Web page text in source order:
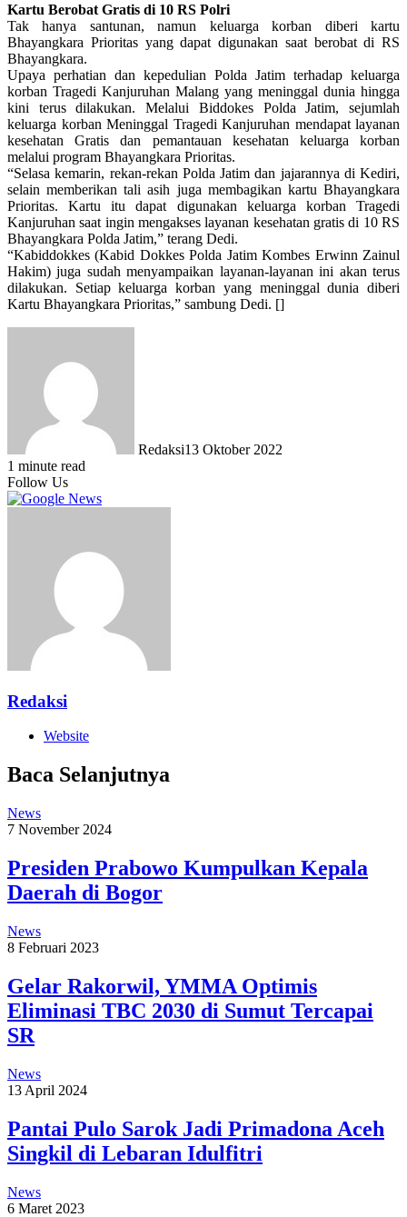
Kartu Berobat Gratis di 10 RS Polri
Tak hanya santunan, namun keluarga korban diberi kartu
Bhayangkara Prioritas yang dapat digunakan saat berobat di RS
Bhayangkara.
Upaya perhatian dan kepedulian Polda Jatim terhadap keluarga
korban Tragedi Kanjuruhan Malang yang meninggal dunia hingga
kini terus dilakukan. Melalui Biddokes Polda Jatim, sejumlah
keluarga korban Meninggal Tragedi Kanjuruhan mendapat layanan
kesehatan Gratis dan pemantauan kesehatan keluarga korban
melalui program Bhayangkara Prioritas.
“Selasa kemarin, rekan-rekan Polda Jatim dan jajarannya di Kediri,
selain memberikan tali asih juga membagikan kartu Bhayangkara
Prioritas. Kartu itu dapat digunakan keluarga korban Tragedi
Kanjuruhan saat ingin mengakses layanan kesehatan gratis di 10 RS
Bhayangkara Polda Jatim,” terang Dedi.
“Kabiddokkes (Kabid Dokkes Polda Jatim Kombes Erwinn Zainul
Hakim) juga sudah menyampaikan layanan-layanan ini akan terus
dilakukan. Setiap keluarga korban yang meninggal dunia diberi
Kartu Bhayangkara Prioritas,” sambung Dedi. []
Redaksi13 Oktober 2022
1 minute read
Follow Us
Redaksi
Website
Baca Selanjutnya
News
7 November 2024
Presiden Prabowo Kumpulkan Kepala
Daerah di Bogor
News
8 Februari 2023
Gelar Rakorwil, YMMA Optimis
Eliminasi TBC 2030 di Sumut Tercapai
SR
News
13 April 2024
Pantai Pulo Sarok Jadi Primadona Aceh
Singkil di Lebaran Idulfitri
News
6 Maret 2023